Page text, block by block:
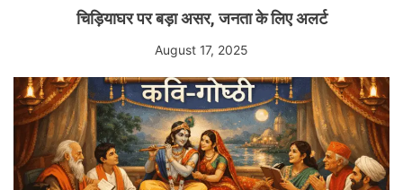
चिड़ियाघर पर बड़ा असर, जनता के लिए अलर्ट
August 17, 2025